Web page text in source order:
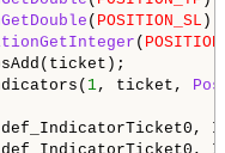
( POSITION_SL );
(
1, ticket,